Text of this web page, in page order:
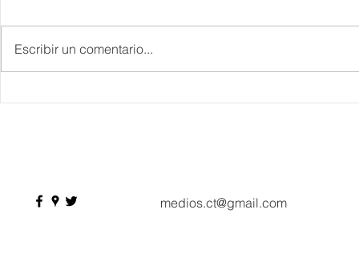
Escribir un comentario...
medios.ct@gmail.com